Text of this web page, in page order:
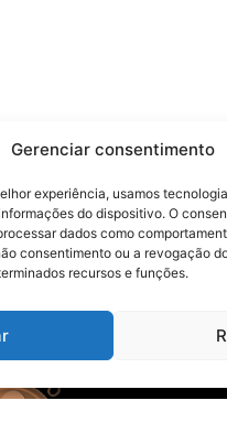
Gerenciar consentimento
experiência, usamos
do dispositivo. O
dados como
consentimento ou a revogação
recursos e funções.